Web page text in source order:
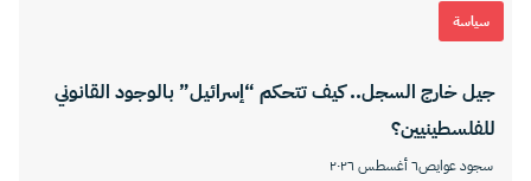
سياسة
جيل خارج السجل.. كيف تتحكم “إسرائيل” بالوجود القانوني
للفلسطينيين؟
سجود عوايص٦ أغسطس ٢٠٢٦